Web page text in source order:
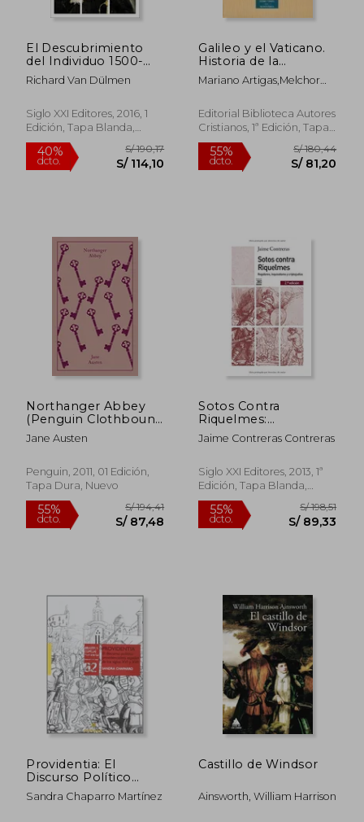
S/ 122,16 S/
El Descubrimiento
del Individuo 1500-
1800
Richard Van Dülmen
Siglo XXI Editores, 2016, 1
Edición, Tapa Blanda,
Nuevo
40%
dcto. S/ 114,10
Galileo y el Vaticano.
Historia de la
Comisión Pontificia
de Estudio del Caso
Mariano Artigas,Melchor
Editorial Biblioteca Autores
Cristianos, 1ª Edición, Tapa
Blanda, Nuevo
55%
dcto. S/
Northanger Abbey
(Penguin Clothbound
Classics) (en Inglés)
Jane Austen
Penguin, 2011, 01 Edición,
Tapa Dura, Nuevo
Sotos Contra
Riquelmes:
Regidores,
Inquisidores y
de España General)
Jaime Contreras Contreras
Siglo XXI Editores, 2013, 1ª
Edición, Tapa Blanda,
Nuevo
Providentia: El
Discurso Político
Providencialista
Español de los Siglos
Sandra Chaparro Martínez
Castillo de Windsor
Ainsworth, William Harrison